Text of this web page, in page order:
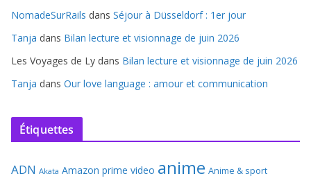
NomadeSurRails dans Séjour à Düsseldorf : 1er jour
Tanja dans Bilan lecture et visionnage de juin 2026
Les Voyages de Ly dans Bilan lecture et visionnage de juin 2026
Tanja dans Our love language : amour et communication
Étiquettes
ADN Akata Amazon prime video anime Anime & sport